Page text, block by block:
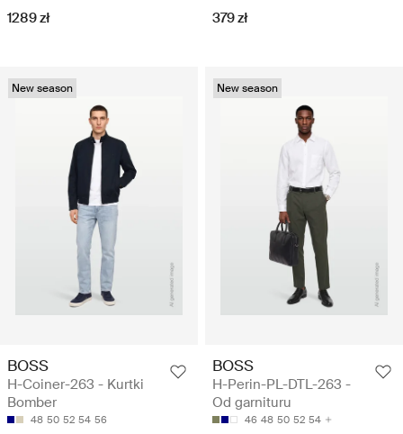
1289 zł 379 zł
New season
BOSS
H-Coiner-263 - Kurtki
Bomber
48 50 52 54 56
New season
BOSS
H-Perin-PL-DTL-263 -
Od garnituru
46 48 50 52 54